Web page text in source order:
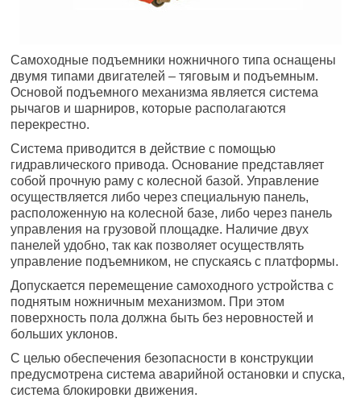
Самоходные подъемники ножничного типа оснащены
двумя типами двигателей – тяговым и подъемным.
Основой подъемного механизма является система
рычагов и шарниров, которые располагаются
перекрестно.
Система приводится в действие с помощью
гидравлического привода. Основание представляет
собой прочную раму с колесной базой. Управление
осуществляется либо через специальную панель,
расположенную на колесной базе, либо через панель
управления на грузовой площадке. Наличие двух
панелей удобно, так как позволяет осуществлять
управление подъемником, не спускаясь с платформы.
Допускается перемещение самоходного устройства с
поднятым ножничным механизмом. При этом
поверхность пола должна быть без неровностей и
больших уклонов.
С целью обеспечения безопасности в конструкции
предусмотрена система аварийной остановки и спуска,
система блокировки движения.